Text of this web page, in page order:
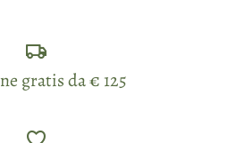
gratis da € 125